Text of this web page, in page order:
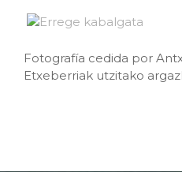
Fotografía cedida por
Etxeberriak utzitako